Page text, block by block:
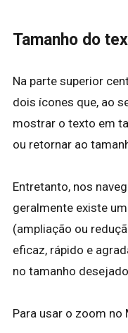
Tamanho do
Na parte superior
dois ícones que, ao
mostrar o texto em
ou retornar ao
Entretanto, nos
geralmente existe
(ampliação ou
eficaz, rápido e
no tamanho
Para usar o zoom